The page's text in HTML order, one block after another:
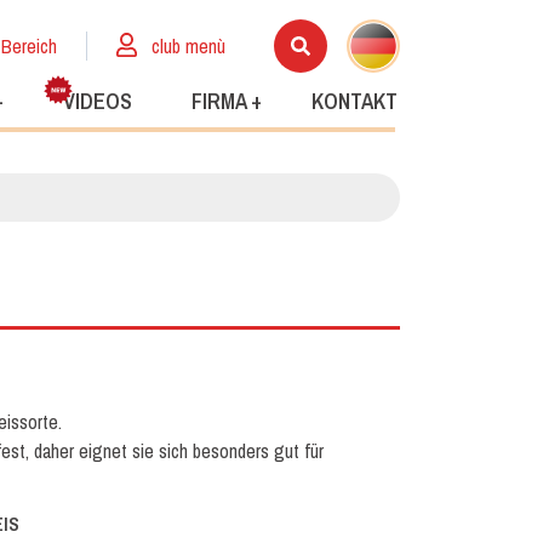
club menù
VIDEOS FIRMA + KONTAKT
daher eignet sie sich besonders gut für